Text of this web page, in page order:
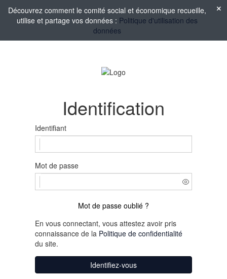
Découvrez comment le comité social et économique recueille,
utilise et partage vos données : Politique d'utilisation des
données
Identification
Identifiant
Mot de passe
Mot de passe oublié ?
En vous connectant, vous attestez avoir pris
connaissance de la Politique de confidentialité
du site.
Identifiez-vous